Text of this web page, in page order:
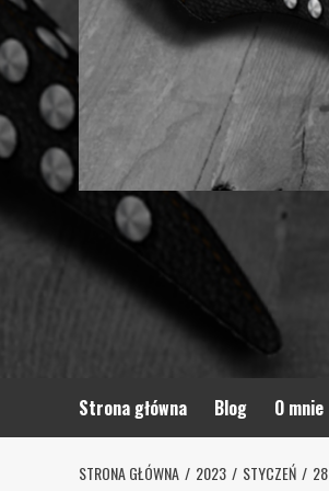
Strona główna Blog O mnie
STRONA GŁÓWNA 2023 STYCZEŃ 28